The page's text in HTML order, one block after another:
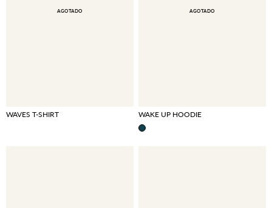
AGOTADO
WAVES T-SHIRT
AGOTADO
WAKE UP HOODIE